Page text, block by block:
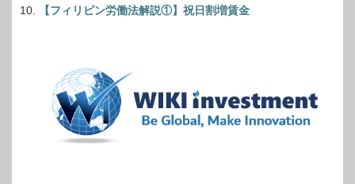
【フィリピン労働法解説①】祝日割増賃金